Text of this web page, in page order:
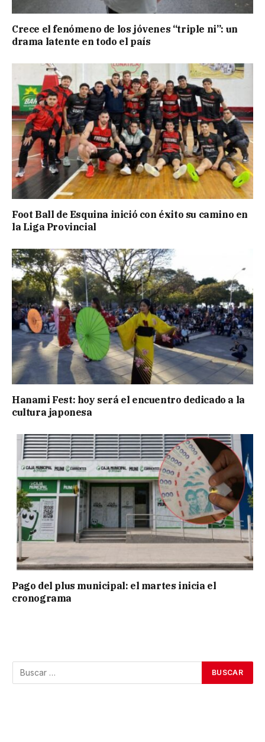
Crece el fenómeno de los jóvenes “triple ni”: un
drama latente en todo el país
Foot Ball de Esquina inició con éxito su camino en
la Liga Provincial
Hanami Fest: hoy será el encuentro dedicado a la
cultura japonesa
Pago del plus municipal: el martes inicia el
cronograma